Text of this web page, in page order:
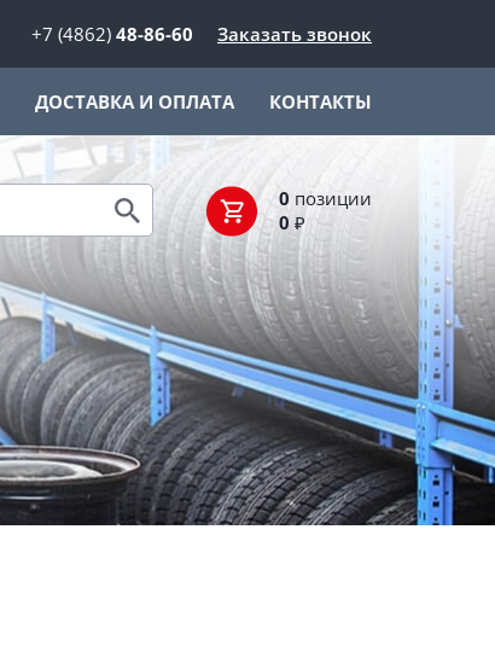
+7 (4862) 48-86-60 Заказать звонок
ДОСТАВКА И ОПЛАТА КОНТАКТЫ
0 позиции
0 ₽